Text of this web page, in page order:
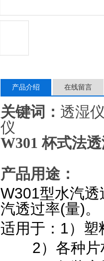
产品介绍 在线留言
关键词： 透湿
仪
W301杯式法
产品用途：
W301型水汽透
汽透过率(量)。
适用于：1）塑
2）各种